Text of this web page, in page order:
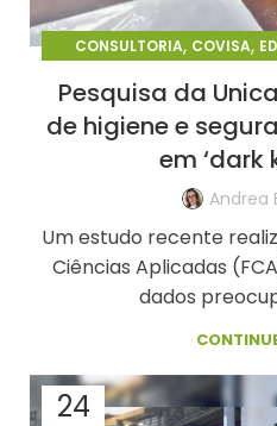
CONSULTORIA, COVISA,
Pesquisa da
de higiene e
em ‘dark
Andrea
Um estudo recente
Ciências Aplicadas
dados
24